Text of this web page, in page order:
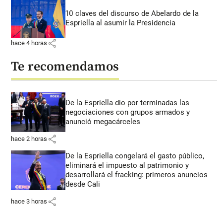
10 claves del discurso de Abelardo de la
Espriella al asumir la Presidencia
hace 4 horas share
Te recomendamos
De la Espriella dio por terminadas las
negociaciones con grupos armados y
anunció megacárceles
hace 2 horas share
De la Espriella congelará el gasto público,
eliminará el impuesto al patrimonio y
desarrollará el fracking: primeros anuncios
desde Cali
hace 3 horas share